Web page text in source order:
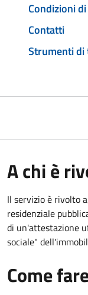
Condizioni
Contatti
Strumenti di
A chi è
Il servizio è rivolto
residenziale
di un'attestazione
sociale"
Come